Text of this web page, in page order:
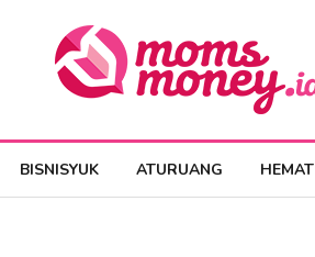
BISNISYUK ATURUANG HEMAT